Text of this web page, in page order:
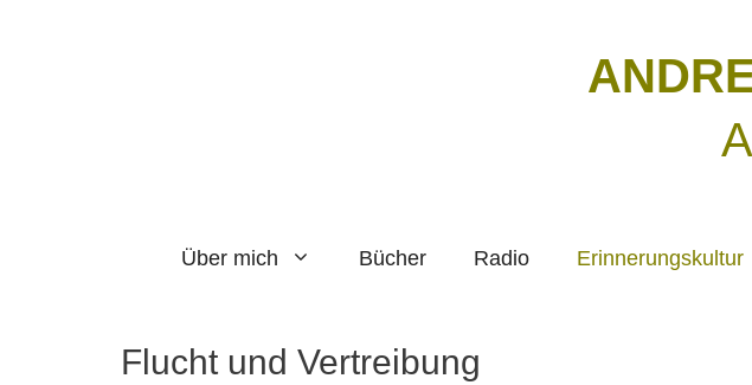
Über mich Bücher Radio Erinnerungskultur
Flucht und Vertreibung